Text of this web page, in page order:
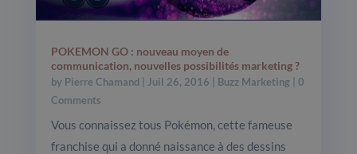
POKEMON GO : nouveau moyen de
communication, nouvelles possibilités marketing ?
by Pierre Chamand Juil 26, 2016 Buzz Marketing | 0
Comments
Vous connaissez tous Pokémon, cette fameuse
franchise qui a donné naissance à des dessins